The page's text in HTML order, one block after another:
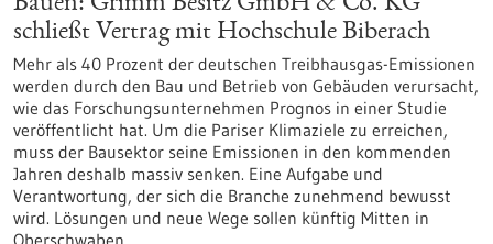
schließt Vertrag mit Hochschule Biberach
Mehr als 40 Prozent der deutschen Treibhausgas-Emissionen
werden durch den Bau und Betrieb von Gebäuden verursacht,
wie das Forschungsunternehmen Prognos in einer Studie
veröffentlicht hat. Um die Pariser Klimaziele zu erreichen,
muss der Bausektor seine Emissionen in den kommenden
Jahren deshalb massiv senken. Eine Aufgabe und
Verantwortung, der sich die Branche zunehmend bewusst
wird. Lösungen und neue Wege sollen künftig Mitten in
Oberschwaben…